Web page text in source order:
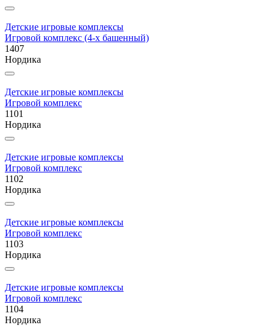
Детские игровые комплексы
Игровой комплекс (4-х башенный)
1407
Нордика
Детские игровые комплексы
Игровой комплекс
1101
Нордика
Детские игровые комплексы
Игровой комплекс
1102
Нордика
Детские игровые комплексы
Игровой комплекс
1103
Нордика
Детские игровые комплексы
Игровой комплекс
1104
Нордика